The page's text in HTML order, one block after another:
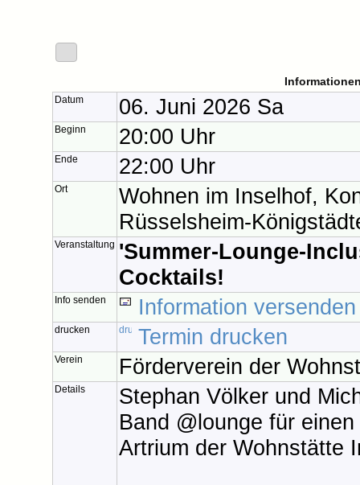
Datum 06. Juni 2026 Sa
Beginn 20:00 Uhr
Ende 22:00 Uhr
Ort
Wohnen im Inselhof,
Rüsselsheim-
Veranstaltung 'Summer-Lounge-
Cocktails!
Info senden Information versenden
drucken Termin drucken
Verein Förderverein der
Details
Stephan Völker und
Band @lounge für
Artrium der Wohnstätte